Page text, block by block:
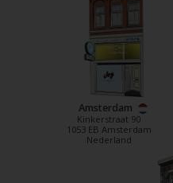
Amsterdam
Kinkerstraat 90
1053 EB Amsterdam
Nederland